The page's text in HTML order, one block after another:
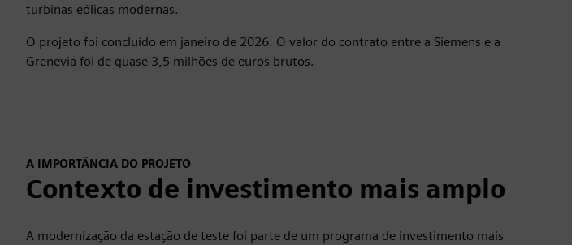
turbinas eólicas modernas.
O projeto foi concluído em janeiro de 2026. O valor do contrato entre a Siemens e a
Grenevia foi de quase 3,5 milhões de euros brutos.
A IMPORTÂNCIA DO PROJETO
Contexto de investimento mais amplo
A modernização da estação de teste foi parte de um programa de investimento mais